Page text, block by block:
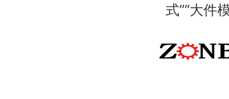
式”“大件